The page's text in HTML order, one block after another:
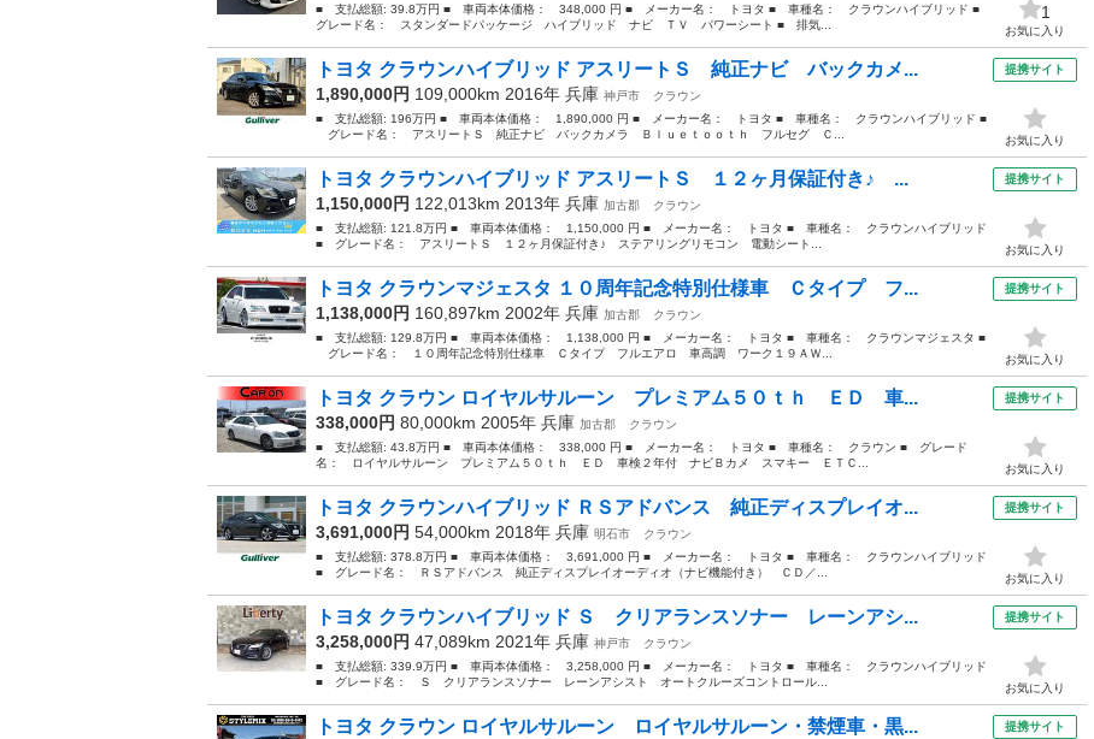
■ 支払総額: 39.8万円 ■ 車両本体価格： 348,000 円 ■ メーカー名： トヨタ ■ 車種名： クラウンハイブリッド ■
グレード名： スタンダードパッケージ ハイブリッド ナビ ＴＶ パワーシート ■ 排気...
1
お気に入り
トヨタ クラウンハイブリッド アスリートＳ 純正ナビ バックカメ...
1,890,000円 109,000km 2016年 兵庫 神戸市
クラウン
■ 支払総額: 196万円 ■ 車両本体価格： 1,890,000 円 ■ メーカー名： トヨタ ■ 車種名： クラウンハイブリッド ■
グレード名： アスリートＳ 純正ナビ バックカメラ Ｂｌｕｅｔｏｏｔｈ フルセグ Ｃ...
提携サイト
お気に入り
トヨタ クラウンハイブリッド アスリートＳ １２ヶ月保証付き♪ ...
1,150,000円 122,013km 2013年 兵庫 加古郡
クラウン
■ 支払総額: 121.8万円 ■ 車両本体価格： 1,150,000 円 ■ メーカー名： トヨタ ■ 車種名： クラウンハイブリッド
■ グレード名： アスリートＳ １２ヶ月保証付き♪ ステアリングリモコン 電動シート...
提携サイト
お気に入り
トヨタ クラウンマジェスタ １０周年記念特別仕様車 Ｃタイプ フ...
1,138,000円 160,897km 2002年 兵庫 加古郡
クラウン
■ 支払総額: 129.8万円 ■ 車両本体価格： 1,138,000 円 ■ メーカー名： トヨタ ■ 車種名： クラウンマジェスタ ■
グレード名： １０周年記念特別仕様車 Ｃタイプ フルエアロ 車高調 ワーク１９ＡＷ...
提携サイト
お気に入り
トヨタ クラウン ロイヤルサルーン プレミアム５０ｔｈ ＥＤ 車...
338,000円 80,000km 2005年 兵庫 加古郡
クラウン
■ 支払総額: 43.8万円 ■ 車両本体価格： 338,000 円 ■ メーカー名： トヨタ ■ 車種名： クラウン ■ グレード
名： ロイヤルサルーン プレミアム５０ｔｈ ＥＤ 車検２年付 ナビＢカメ スマキー ＥＴＣ...
提携サイト
お気に入り
トヨタ クラウンハイブリッド ＲＳアドバンス 純正ディスプレイオ...
3,691,000円 54,000km 2018年 兵庫 明石市
クラウン
■ 支払総額: 378.8万円 ■ 車両本体価格： 3,691,000 円 ■ メーカー名： トヨタ ■ 車種名： クラウンハイブリッド
■ グレード名： ＲＳアドバンス 純正ディスプレイオーディオ（ナビ機能付き） ＣＤ／...
提携サイト
お気に入り
トヨタ クラウンハイブリッド Ｓ クリアランスソナー レーンアシ...
3,258,000円 47,089km 2021年 兵庫 神戸市
クラウン
■ 支払総額: 339.9万円 ■ 車両本体価格： 3,258,000 円 ■ メーカー名： トヨタ ■ 車種名： クラウンハイブリッド
■ グレード名： Ｓ クリアランスソナー レーンアシスト オートクルーズコントロール...
提携サイト
お気に入り
トヨタ クラウン ロイヤルサルーン ロイヤルサルーン・禁煙車・黒... 提携サイト